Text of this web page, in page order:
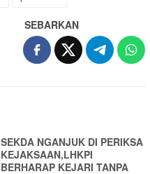
SEBARKAN
SEKDA NGANJUK DI PERIKSA
KEJAKSAAN,LHKPI
BERHARAP KEJARI TANPA